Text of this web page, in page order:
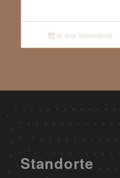
In den Warenkorb
Standorte